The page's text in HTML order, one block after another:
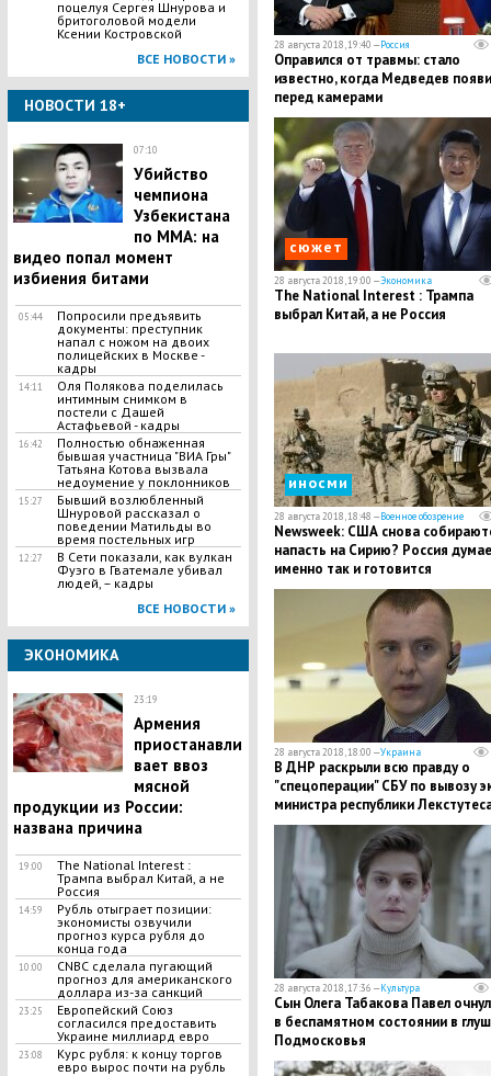
поцелуя Сергея Шнурова и
бритоголовой модели
Ксении Костровской
ВСЕ НОВОСТИ »
НОВОСТИ 18+
07:10
Убийство
чемпиона
Узбекистана
по MMA: на
видео попал момент
избиения битами
05:44
Попросили предъявить
документы: преступник
напал с ножом на двоих
полицейских в Москве -
кадры
14:11
Оля Полякова поделилась
интимным снимком в
постели с Дашей
Астафьевой - кадры
16:42
Полностью обнаженная
бывшая участница "ВИА Гры"
Татьяна Котова вызвала
недоумение у поклонников
15:27
Бывший возлюбленный
Шнуровой рассказал о
поведении Матильды во
время постельных игр
12:27
В Сети показали, как вулкан
Фуэго в Гватемале убивал
людей, – кадры
ВСЕ НОВОСТИ »
ЭКОНОМИКА
23:19
Армения
приостанавли
вает ввоз
мясной
продукции из России:
названа причина
19:00
The National Interest :
Трампа выбрал Китай, а не
Россия
14:59
Рубль отыграет позиции:
экономисты озвучили
прогноз курса рубля до
конца года
10:00
CNBC сделала пугающий
прогноз для американского
доллара из-за санкций
23:25
Европейский Союз
согласился предоставить
Украине миллиард евро
23:08
Курс рубля: к концу торгов
евро вырос почти на рубль
28 августа 2018, 19:40 —Россия
Оправился от травмы: стало
известно, когда Медведев
перед камерами
сюжет
28 августа 2018, 19:00 —Экономика
The National Interest : Трампа
выбрал Китай, а не Россия
иносми
28 августа 2018, 18:48 —Военное обозрение
Newsweek: США снова
напасть на Сирию? Россия
именно так и готовится
действовать
28 августа 2018, 18:00 —Украина
В ДНР раскрыли всю правду о
"спецоперации" СБУ по вывозу
министра республики
Украину
28 августа 2018, 17:36 —Культура
Сын Олега Табакова Павел
в беспамятном состоянии в
Подмосковья